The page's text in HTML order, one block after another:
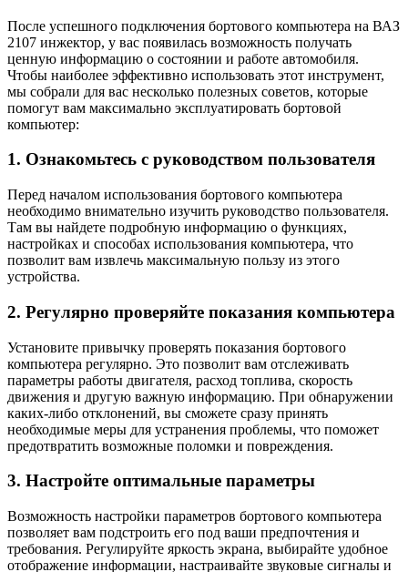
После успешного подключения бортового компьютера на ВАЗ
2107 инжектор, у вас появилась возможность получать
ценную информацию о состоянии и работе автомобиля.
Чтобы наиболее эффективно использовать этот инструмент,
мы собрали для вас несколько полезных советов, которые
помогут вам максимально эксплуатировать бортовой
компьютер:
1. Ознакомьтесь с руководством пользователя
Перед началом использования бортового компьютера
необходимо внимательно изучить руководство пользователя.
Там вы найдете подробную информацию о функциях,
настройках и способах использования компьютера, что
позволит вам извлечь максимальную пользу из этого
устройства.
2. Регулярно проверяйте показания компьютера
Установите привычку проверять показания бортового
компьютера регулярно. Это позволит вам отслеживать
параметры работы двигателя, расход топлива, скорость
движения и другую важную информацию. При обнаружении
каких-либо отклонений, вы сможете сразу принять
необходимые меры для устранения проблемы, что поможет
предотвратить возможные поломки и повреждения.
3. Настройте оптимальные параметры
Возможность настройки параметров бортового компьютера
позволяет вам подстроить его под ваши предпочтения и
требования. Регулируйте яркость экрана, выбирайте удобное
отображение информации, настраивайте звуковые сигналы и